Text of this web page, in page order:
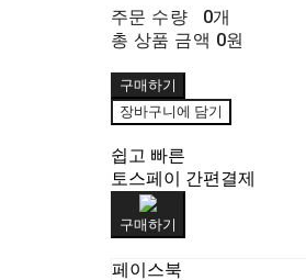
주문 수량
0개
총 상품 금액 0원
구매하기
장바구니에 담기
쉽고 빠른
토스페이 간편결제
구매하기
페이스북